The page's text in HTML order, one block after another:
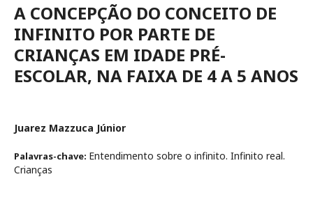
A CONCEPÇÃO DO CONCEITO DE
INFINITO POR PARTE DE
CRIANÇAS EM IDADE PRÉ-
ESCOLAR, NA FAIXA DE 4 A 5 ANOS
Juarez Mazzuca Júnior
Palavras-chave: Entendimento sobre o infinito. Infinito real.
Crianças